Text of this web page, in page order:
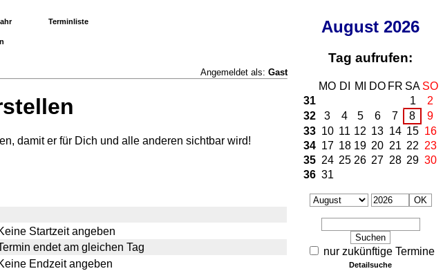
August 2026
Tag aufrufen:
MO DI MI DO FR SA SO
31
1
2
32
3 4 5 6 7 8
9
33 10 11 12 13 14 15 16
34 17 18 19 20 21 22 23
35 24 25 26 27 28 29 30
36 31
nur zukünftige Termine
Detailsuche
Terminliste
Angemeldet als: Gast
damit er für Dich und alle anderen sichtbar wird!
Startzeit angeben
endet am gleichen Tag
Endzeit angeben